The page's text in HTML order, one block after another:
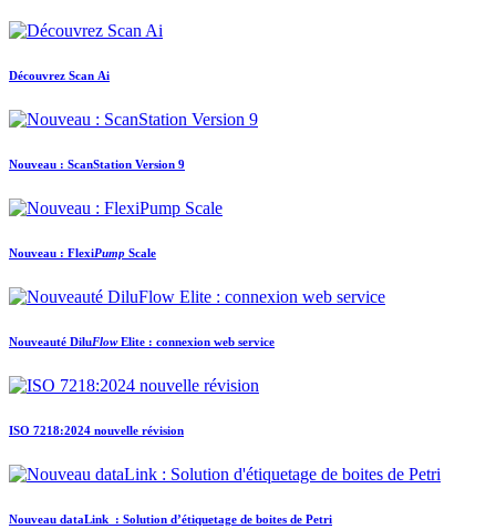
Découvrez Scan Ai
Nouveau : ScanStation Version 9
Nouveau : FlexiPump Scale
Nouveauté DiluFlowElite : connexion web service
ISO 7218:2024 nouvelle révision
Nouveau dataLink : Solution d’étiquetage de boites de Petri